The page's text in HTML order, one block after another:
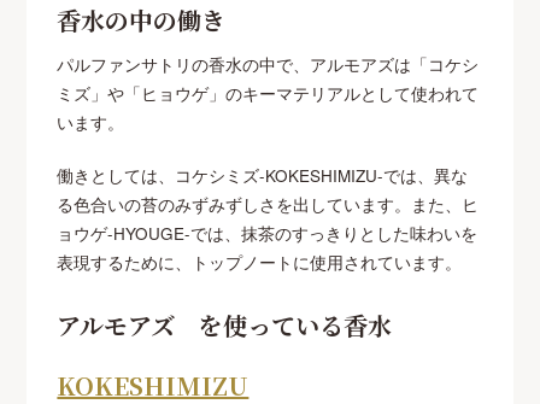
香水の中の働き
パルファンサトリの香水の中で、アルモアズは「コケシ
ミズ」や「ヒョウゲ」のキーマテリアルとして使われて
います。
働きとしては、コケシミズ-KOKESHIMIZU-では、異な
る色合いの苔のみずみずしさを出しています。また、ヒ
ョウゲ-HYOUGE-では、抹茶のすっきりとした味わいを
表現するために、トップノートに使用されています。
アルモアズ を使っている香水
KOKESHIMIZU